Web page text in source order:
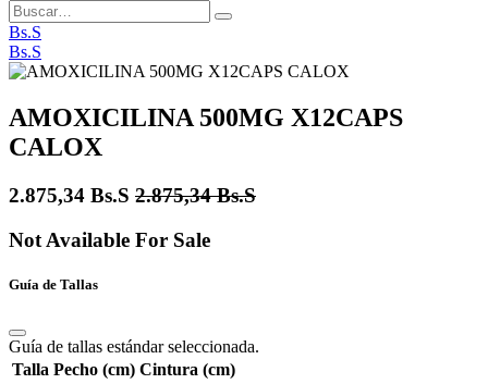
Bs.S
Bs.S
AMOXICILINA 500MG X12CAPS
CALOX
2.875,34 Bs.S 2.875,34Bs.S
Not Available For Sale
Guía de Tallas
Guía de tallas estándar seleccionada.
Talla Pecho (cm) Cintura (cm)